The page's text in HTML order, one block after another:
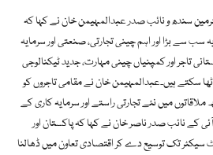
سندھ و نائب صدر عبدالمہیمن خان نے کہا کہ
سب سے بڑا اور اہم چینی تجارتی، صنعتی اور سرمایہ
تاجر اور کمپنیاں چینی مہارت، جدید ٹیکنالوجی
سکتے ہیں۔عبدالمہیمن خان نے مقامی تاجروں کو
میں نئے تجارتی راستے اور سرمایہ کاری کے
کے نائب صدر ناصر خان نے کہا کہ پاکستان اور
سیکٹر تک توسیع دے کر اقتصادی تعاون میں ڈھالنا